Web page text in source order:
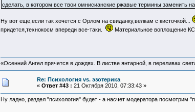
сделать, в котором все твои омнисианские ржавые термины заменить
Ну вот еще,если так хочется с Орлом на свиданку,велкам с кисточкой...
придется,технокосм впереди все-таки.
Материальное воплощение
«Осенний Ангел прячется в дождях. В листве янтарной, в переливах
Re: Психология vs. эзотерика
« Ответ #43 : 21 Октября 2010, 07:33:43 »
Ну ладно, раздел "психология" будет - а насчет модератора посмотрим